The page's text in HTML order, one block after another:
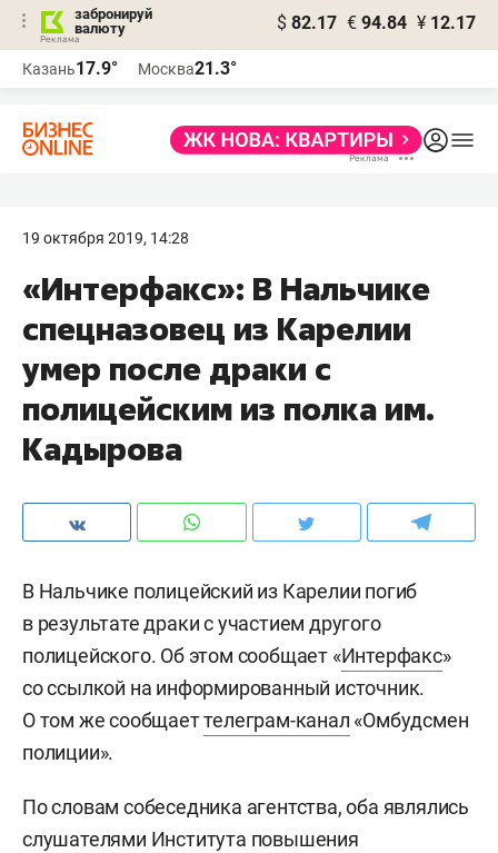
забронируй
валюту
$ 82.17 € 94.84 ¥ 12.17
Казань17.9° Москва21.3°
19 октября 2019, 14:28
«Интерфакс»: В Нальчике
спецназовец из Карелии
умер после драки с
полицейским из полка им.
Кадырова
В Нальчике полицейский из Карелии погиб
в результате драки с участием другого
полицейского. Об этом сообщает «Интерфакс»
со ссылкой на информированный источник.
О том же сообщаеттелеграм-канал «Омбудсмен
полиции».
По словам собеседника агентства, оба являлись
слушателями Института повышения